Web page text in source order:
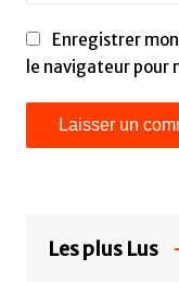
Enregistrer
le navigateur pour
Les plus Lus